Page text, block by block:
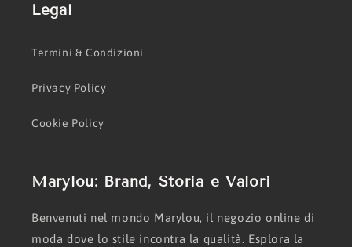
Legal
Termini & Condizioni
Privacy Policy
Cookie Policy
Marylou: Brand, Storia e Valori
Benvenuti nel mondo Marylou, il negozio online di
moda dove lo stile incontra la qualità. Esplora la